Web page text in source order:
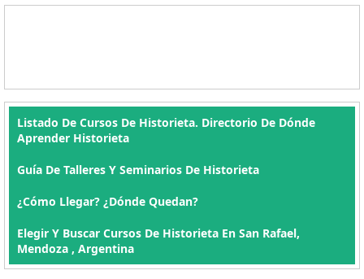
Listado De Cursos De Historieta. Directorio De Dónde
Aprender Historieta
Guía De Talleres Y Seminarios De Historieta
¿Cómo Llegar? ¿Dónde Quedan?
Elegir Y Buscar Cursos De Historieta En San Rafael,
Mendoza , Argentina